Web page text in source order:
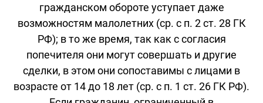
гражданском обороте уступает даже
возможностям малолетних (ср. с п. 2 ст. 28 ГК
РФ); в то же время, так как с согласия
попечителя они могут совершать и другие
сделки, в этом они сопоставимы с лицами в
возрасте от 14 до 18 лет (ср. с п. 1 ст. 26 ГК РФ).